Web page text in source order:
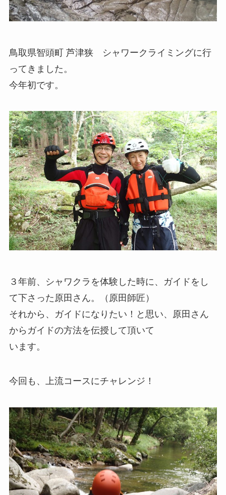
鳥取県智頭町 芦津狭 シャワークライミングに行
ってきました。
今年初です。
３年前、シャワクラを体験した時に、ガイドをし
て下さった原田さん。（原田師匠）
それから、ガイドになりたい！と思い、原田さん
からガイドの方法を伝授して頂いて
います。
今回も、上流コースにチャレンジ！